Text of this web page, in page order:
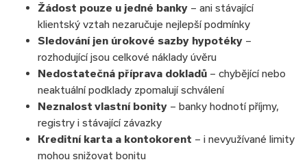
Žádost pouze u jedné banky – ani stávající
klientský vztah nezaručuje nejlepší podmínky
Sledování jen úrokové sazby hypotéky –
rozhodující jsou celkové náklady úvěru
Nedostatečná příprava dokladů – chybějící nebo
neaktuální podklady zpomalují schválení
Neznalost vlastní bonity – banky hodnotí příjmy,
registry i stávající závazky
Kreditní karta a kontokorent – i nevyužívané limity
mohou snižovat bonitu